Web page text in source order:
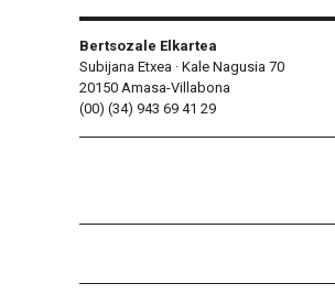
Bertsozale Elkartea
Subijana Etxea · Kale Nagusia 70
20150 Amasa-Villabona
(00) (34) 943 69 41 29